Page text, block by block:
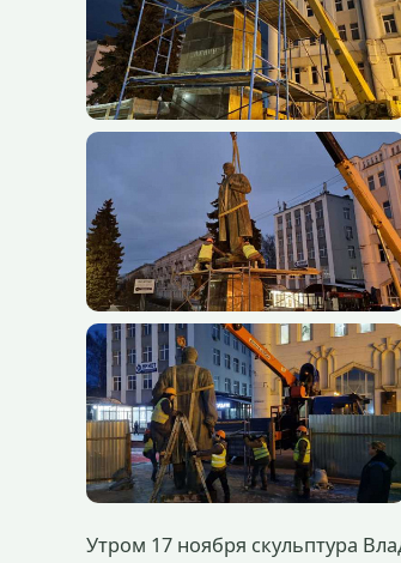
Утром 17 ноября скульптура